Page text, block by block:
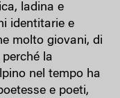
ladina e
identitarie e
molto giovani, di
la
nel tempo ha
e poeti,